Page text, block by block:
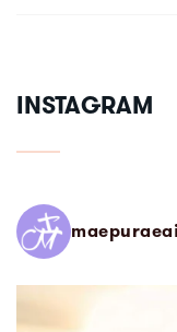
INSTAGRAM